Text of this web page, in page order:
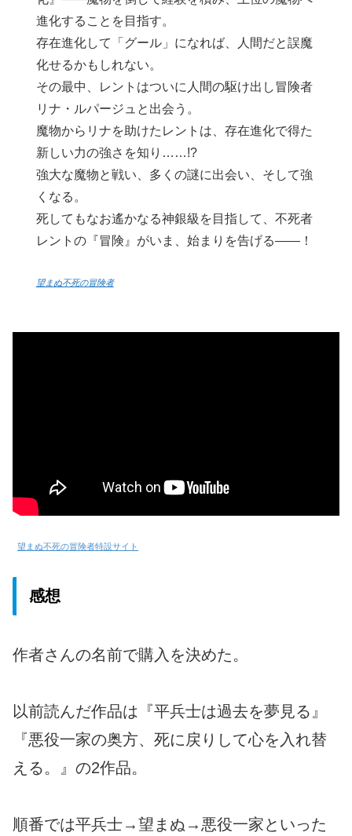
進化することを目指す。
存在進化して「グール」になれば、人間だと誤魔
化せるかもしれない。
その最中、レントはついに人間の駆け出し冒険者
リナ・ルパージュと出会う。
魔物からリナを助けたレントは、存在進化で得た
新しい力の強さを知り……!?
強大な魔物と戦い、多くの謎に出会い、そして強
くなる。
死してもなお遙かなる神銀級を目指して、不死者
レントの『冒険』がいま、始まりを告げる――！
望まぬ不死の冒険者
望まぬ不死の冒険者特設サイト
感想
作者さんの名前で購入を決めた。
以前読んだ作品は『平兵士は過去を夢見る』
『悪役一家の奥方、死に戻りして心を入れ替
える。』の2作品。
順番では平兵士→望まぬ→悪役一家といった